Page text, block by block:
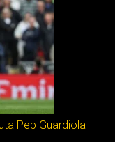
Pep Guardiola